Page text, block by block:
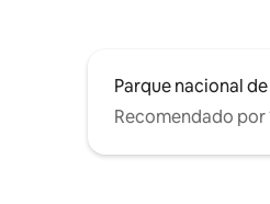
Parque nacional
Recomendado por